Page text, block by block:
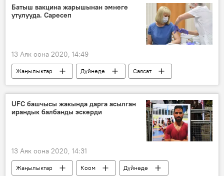
долбоорлор
акы
Батыш вакцина жарышынан эмнеге
утулууда. Саресеп
13 Аяк оона 2020, 14:49
Жаңылыктар Дүйнөдө
Саясат
АКШ
коронавирус
вакцина
сыноо
"Спутник V" вакцинасы
UFC башчысы жакында дарга асылган
ирандык балбанды эскерди
13 Аяк оона 2020, 14:31
Жаңылыктар Коом
Дүйнөдө